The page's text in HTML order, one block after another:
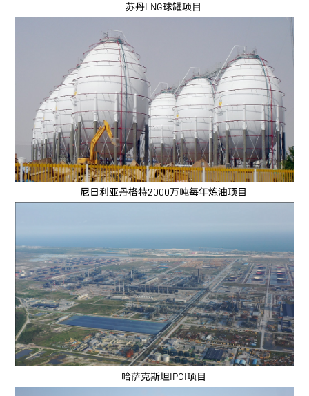
苏丹LNG球罐项目
尼日利亚丹格特2000万吨每年炼油项目
哈萨克斯坦IPCI项目